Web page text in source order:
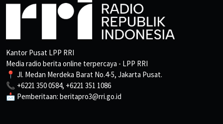
Kantor Pusat LPP RRI
Media radio berita online terpercaya - LPP RRI
📍 Jl. Medan Merdeka Barat No.4-5, Jakarta Pusat.
📞 +6221 350 0584, +6221 351 1086
📩 Pemberitaan: beritapro3@rri.go.id